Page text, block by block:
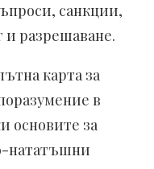
санкции,
и разрешаване.
карта за
в
основите за
нататъшни